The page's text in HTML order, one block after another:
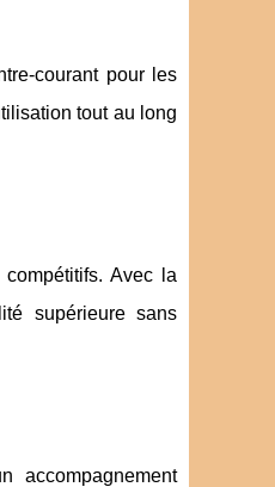
courant pour les
tout au long
Avec la
supérieure sans
accompagnement